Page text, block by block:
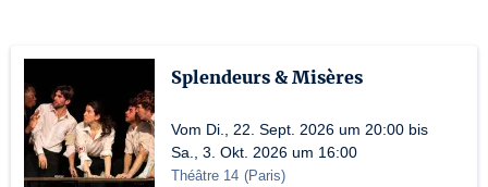
Splendeurs & Misères
Vom Di., 22. Sept. 2026 um 20:00 bis
Sa., 3. Okt. 2026 um 16:00
Théâtre 14 (Paris)